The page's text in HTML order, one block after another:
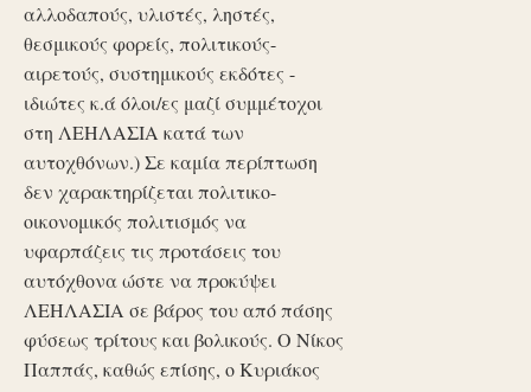
αλλοδαπούς, υλιστές, ληστές,
θεσμικούς φορείς, πολιτικούς-
αιρετούς, συστημικούς εκδότες -
ιδιώτες κ.ά όλοι/ες μαζί συμμέτοχοι
στη ΛΕΗΛΑΣΙΑ κατά των
αυτοχθόνων.) Σε καμία περίπτωση
δεν χαρακτηρίζεται πολιτικο-
οικονομικός πολιτισμός να
υφαρπάζεις τις προτάσεις του
αυτόχθονα ώστε να προκύψει
ΛΕΗΛΑΣΙΑ σε βάρος του από πάσης
φύσεως τρίτους και βολικούς. Ο Νίκος
Παππάς, καθώς επίσης, ο Κυριάκος